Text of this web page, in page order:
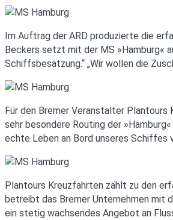
Im Auftrag der ARD produzierte die
Beckers setzt mit der MS »Hamburg«
Schiffsbesatzung.“ „Wir wollen die
Für den Bremer Veranstalter
sehr besondere Routing der
echte Leben an Bord unseres Schiffes
Plantours Kreuzfahrten zählt zu den
betreibt das Bremer Unternehmen mit
ein stetig wachsendes Angebot an